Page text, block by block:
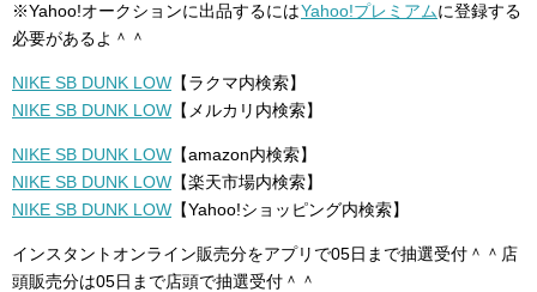
※Yahoo!オークションに出品するにはYahoo!プレミアムに登録する
必要があるよ＾＾
NIKE SB DUNK LOW 【ラクマ内検索】
NIKE SB DUNK LOW 【メルカリ内検索】
NIKE SB DUNK LOW 【amazon内検索】
NIKE SB DUNK LOW 【楽天市場内検索】
NIKE SB DUNK LOW 【Yahoo!ショッピング内検索】
インスタントオンライン販売分をアプリで05日まで抽選受付＾＾店
頭販売分は05日まで店頭で抽選受付＾＾